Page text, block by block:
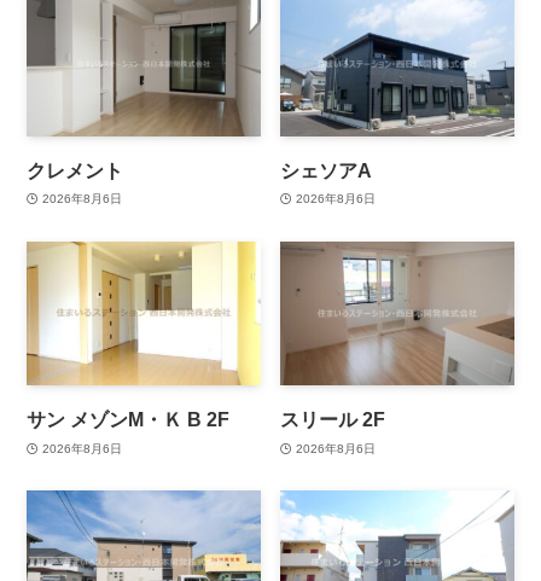
クレメント
2026年8月6日
シェソアA
2026年8月6日
サン メゾンM・Ｋ B 2F
2026年8月6日
スリール 2F
2026年8月6日